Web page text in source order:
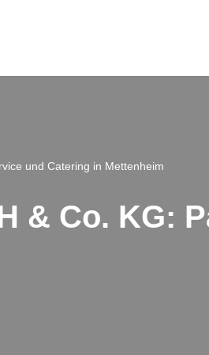
und Catering in Mettenheim
& Co. KG: